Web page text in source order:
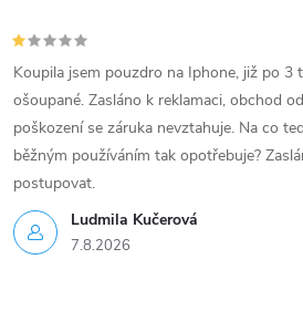
Ludmila Kučerová
7.8.2026
Koupila jsem pouzdro na Iphone, již po 3
ošoupané. Zasláno k reklamaci, obchod
poškození se záruka nevztahuje. Na co
běžným používáním tak opotřebuje?
postupovat.